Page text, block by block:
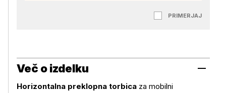
PRIMERJAJ
Več o izdelku
Horizontalna preklopna torbica za mobilni